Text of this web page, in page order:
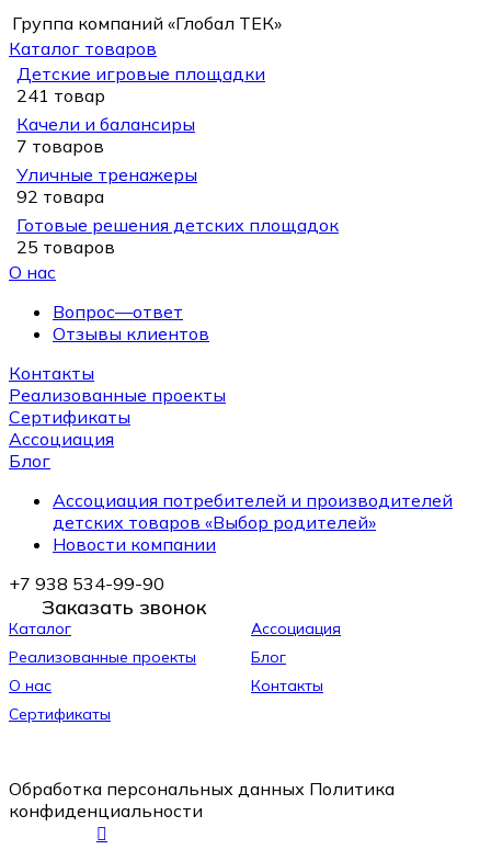
Группа компаний «Глобал ТЕК»
Каталог товаров
Детские игровые площадки
241 товар
Качели и балансиры
7 товаров
Уличные тренажеры
92 товара
Готовые решения детских площадок
25 товаров
О нас
Вопрос—ответ
Отзывы клиентов
Контакты
Реализованные проекты
Сертификаты
Ассоциация
Блог
Ассоциация потребителей и производителей
детских товаров «Выбор родителей»
Новости компании
+7 938 534-99-90
Заказать звонок
Каталог
Ассоциация
Реализованные проекты
Блог
О нас
Контакты
Сертификаты
Обработка персональных данных Политика
конфиденциальности